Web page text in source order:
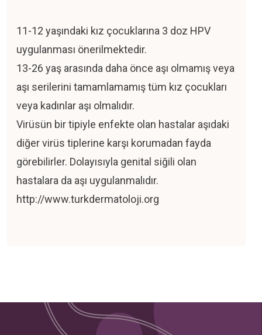
11-12 yaşındaki kız çocuklarına 3 doz HPV
uygulanması önerilmektedir.
13-26 yaş arasında daha önce aşı olmamış veya
aşı serilerini tamamlamamış tüm kız çocukları
veya kadınlar aşı olmalıdır.
Virüsün bir tipiyle enfekte olan hastalar aşıdaki
diğer virüs tiplerine karşı korumadan fayda
görebilirler. Dolayısıyla genital siğili olan
hastalara da aşı uygulanmalıdır.
http://www.turkdermatoloji.org